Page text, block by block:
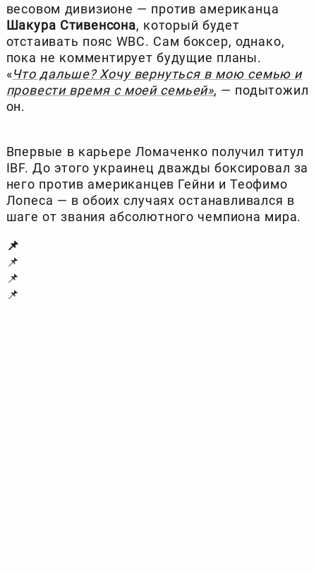
весовом дивизионе — против американца
Шакура Стивенсона, который будет
отстаивать пояс WBC. Сам боксер, однако,
пока не комментирует будущие планы.
«Что дальше? Хочу вернуться в мою семью и
провести время с моей семьей», — подытожил
он.
Впервые в карьере Ломаченко получил титул
IBF. До этого украинец дважды боксировал за
него против американцев Гейни и Теофимо
Лопеса — в обоих случаях останавливался в
шаге от звания абсолютного чемпиона мира.
📌
📌
📌
📌